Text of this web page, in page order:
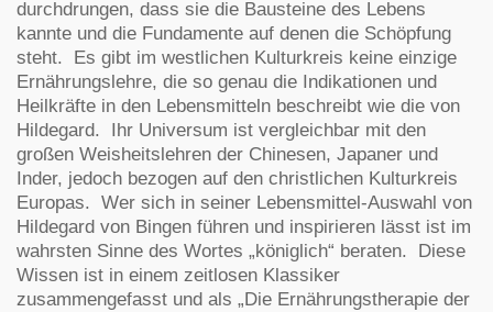
durchdrungen, dass sie die Bausteine des Lebens
kannte und die Fundamente auf denen die Schöpfung
steht. Es gibt im westlichen Kulturkreis keine einzige
Ernährungslehre, die so genau die Indikationen und
Heilkräfte in den Lebensmitteln beschreibt wie die von
Hildegard. Ihr Universum ist vergleichbar mit den
großen Weisheitslehren der Chinesen, Japaner und
Inder, jedoch bezogen auf den christlichen Kulturkreis
Europas. Wer sich in seiner Lebensmittel-Auswahl von
Hildegard von Bingen führen und inspirieren lässt ist im
wahrsten Sinne des Wortes „königlich“ beraten. Diese
Wissen ist in einem zeitlosen Klassiker
zusammengefasst und als „Die Ernährungstherapie der